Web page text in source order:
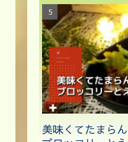
美味くてたまら